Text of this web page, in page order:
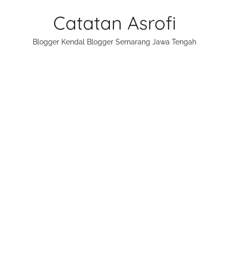
Catatan Asrofi
Blogger Kendal Blogger Semarang Jawa Tengah